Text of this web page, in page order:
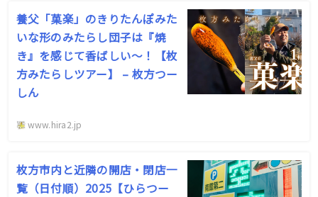
養父「菓楽」のきりたんぽみた
いな形のみたらし団子は『焼
き』を感じて香ばしい〜！【枚
方みたらしツアー】 – 枚方つー
しん
www.hira2.jp
枚方市内と近隣の開店・閉店一
覧（日付順）2025【ひらつー